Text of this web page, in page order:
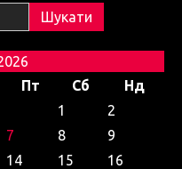
Пт Сб
Нд
1
2
7 8
9
14 15
16